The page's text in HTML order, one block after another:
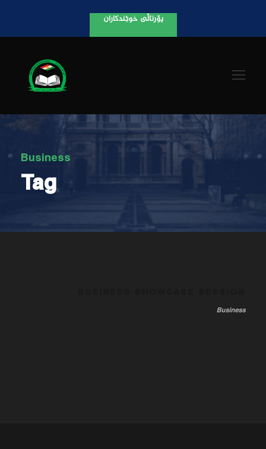
پۆرتاڵی خوێندکاران
Business
Tag
Business